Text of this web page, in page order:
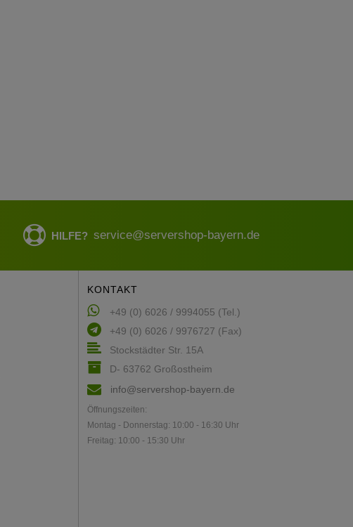
HILFE? service@servershop-bayern.de
KONTAKT
+49 (0) 6026 / 9994055 (Tel.)
+49 (0) 6026 / 9976727 (Fax)
Stockstädter Str. 15A
D- 63762 Großostheim
info@servershop-bayern.de
Öffnungszeiten:
Montag - Donnerstag: 10:00 - 16:30 Uhr
Freitag: 10:00 - 15:30 Uhr